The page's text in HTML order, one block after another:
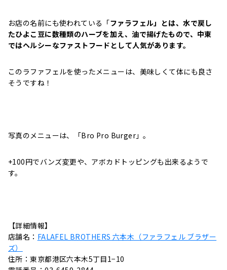
お店の名前にも使われている「ファラフェル」とは、水で戻し
たひよこ豆に数種類のハーブを加え、油で揚げたもので、中東
ではヘルシーなファストフードとして人気があります。
このラファフェルを使ったメニューは、美味しくて体にも良さ
そうですね！
写真のメニューは、「Bro Pro Burger」。
+100円でバンズ変更や、アボカドトッピングも出来るようで
す。
【詳細情報】
店舗名： FALAFEL BROTHERS 六本木（ファラフェル ブラザー
ズ）
住所：東京都港区六本木5丁目1−10